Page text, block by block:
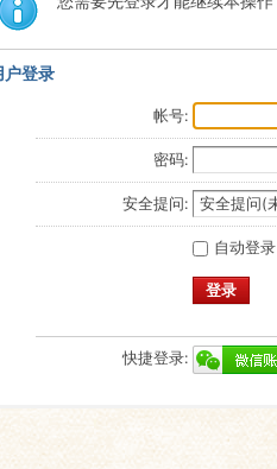
户登录
帐号:
密码:
安全提问:
自动登录
登录
快捷登录: